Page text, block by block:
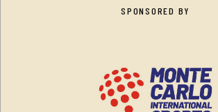
SPONSORED BY